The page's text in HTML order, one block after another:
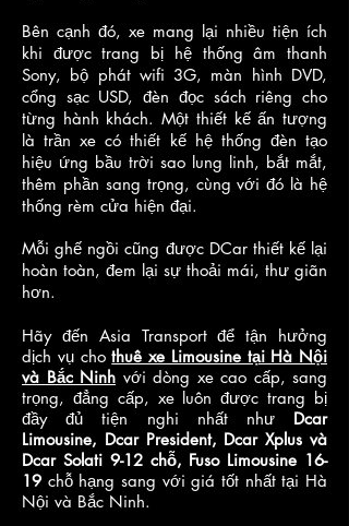
Bên cạnh đó, xe mang lại nhiều tiện ích
khi được trang bị hệ thống âm thanh
Sony, bộ phát wifi 3G, màn hình DVD,
cổng sạc USD, đèn đọc sách riêng cho
từng hành khách. Một thiết kế ấn tượng
là trần xe có thiết kế hệ thống đèn tạo
hiệu ứng bầu trời sao lung linh, bắt mắt,
thêm phần sang trọng, cùng với đó là hệ
thống rèm cửa hiện đại.
Mỗi ghế ngồi cũng được DCar thiết kế lại
hoàn toàn, đem lại sự thoải mái, thư giãn
hơn.
Hãy đến Asia Transport để tận hưởng
dịch vụ chothuê xe Limousine tại Hà Nội
và Bắc Ninh với dòng xe cao cấp, sang
trọng, đẳng cấp, xe luôn được trang bị
đầy đủ tiện nghi nhất như Dcar
Limousine, Dcar President, Dcar Xplus và
Dcar Solati 9-12 chỗ, Fuso Limousine 16-
19 chỗ hạng sang với giá tốt nhất tại Hà
Nội và Bắc Ninh.